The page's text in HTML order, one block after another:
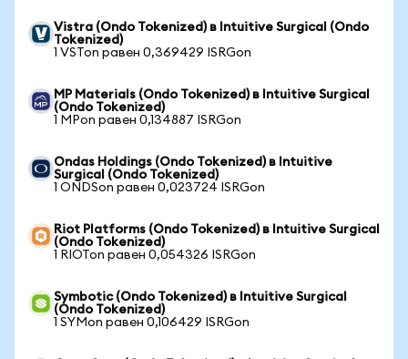
Vistra (Ondo Tokenized) в Intuitive Surgical (Ondo
Tokenized)
1 VSTon равен 0,369429 ISRGon
MP Materials (Ondo Tokenized) в Intuitive Surgical
(Ondo Tokenized)
1 MPon равен 0,134887 ISRGon
Ondas Holdings (Ondo Tokenized) в Intuitive
Surgical (Ondo Tokenized)
1 ONDSon равен 0,023724 ISRGon
Riot Platforms (Ondo Tokenized) в Intuitive Surgical
(Ondo Tokenized)
1 RIOTon равен 0,054326 ISRGon
Symbotic (Ondo Tokenized) в Intuitive Surgical
(Ondo Tokenized)
1 SYMon равен 0,106429 ISRGon